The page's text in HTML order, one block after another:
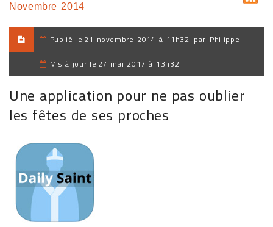
Novembre 2014
Publié le 21 novembre 2014 à 11h32 par Philippe
Mis à jour le 27 mai 2017 à 13h32
Une application pour ne pas oublier
les fêtes de ses proches